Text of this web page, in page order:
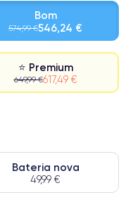
Bom
574,99 €546,24 €
⭐ Premium
649,99 €617,49 €
a classificação
Bateria nova
49,99 €